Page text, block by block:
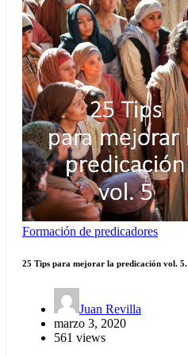
Formación de predicadores
25 Tips para mejorar la predicación vol. 5.
Juan Revilla
marzo 3, 2020
561 views